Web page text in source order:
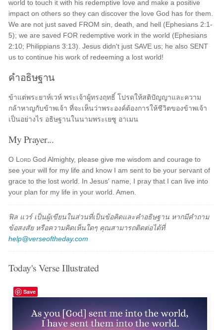
world to touch it with his redemptive love and make a positive
impact on others so they can discover the love God has for them.
We are not just saved FROM sin, death, and hell (Ephesians 2:1-
5); we are saved FOR redemptive work in the world (Ephesians
2:10; Philippians 3:13). Jesus didn't just SAVE us; he also SENT
us to continue his work of redeeming a lost world!
คำอธิษฐาน
ข้าแต่พระยาห์เวห์ พระเจ้าผู้ทรงฤทธิ์ โปรดให้สติปัญญาและความ
กล้าหาญกับข้าพเจ้า ที่จะเห็นว่าพระองค์ต้องการให้ชีวิตของข้าพเจ้า
เป็นอย่างไร อธิษฐานในนามพระเยซู อาเมน
My Prayer...
O Lord God Almighty, please give me wisdom and courage to
see your will for my life and know I am sent to be your servant of
grace to the lost world. In Jesus' name, I pray that I can live into
your plan for my life in your world. Amen.
ฟิล แวร์ เป็นผู้เขียนในส่วนที่เป็นข้อคิดและคำอธิษฐาน หากมีคำถาม
ข้อสงสัย หรือความคิดเห็นใดๆ คุณสามารถติดต่อได้ที่
help@verseoftheday.com
Today's Verse Illustrated
Save